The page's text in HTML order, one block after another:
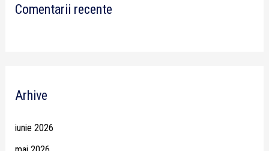
Comentarii recente
Arhive
iunie 2026